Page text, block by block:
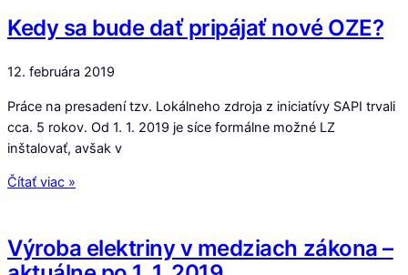
Kedy sa bude dať pripájať nové OZE?
12. februára 2019
Práce na presadení tzv. Lokálneho zdroja z iniciatívy SAPI trvali
cca. 5 rokov. Od 1. 1. 2019 je síce formálne možné LZ
inštalovať, avšak v
Čítať viac »
Výroba elektriny v medziach zákona –